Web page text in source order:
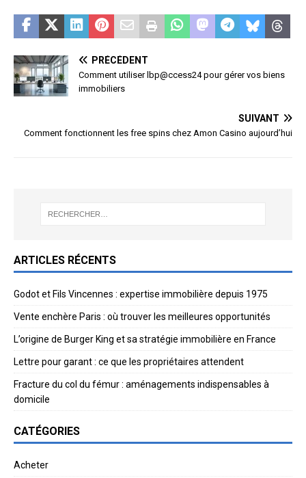
PRÉCÉDENT
Comment utiliser lbp@ccess24 pour gérer vos biens
immobiliers
SUIVANT
Comment fonctionnent les free spins chez Amon Casino aujourd’hui
ARTICLES RÉCENTS
Godot et Fils Vincennes : expertise immobilière depuis 1975
Vente enchère Paris : où trouver les meilleures opportunités
L’origine de Burger King et sa stratégie immobilière en France
Lettre pour garant : ce que les propriétaires attendent
Fracture du col du fémur : aménagements indispensables à
domicile
CATÉGORIES
Acheter